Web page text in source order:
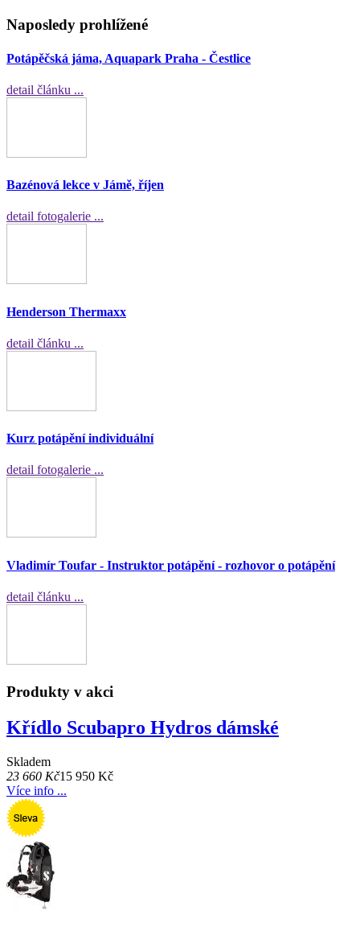
Naposledy prohlížené
Potápěčská jáma, Aquapark Praha - Čestlice
detail článku ...
Bazénová lekce v Jámě, říjen
detail fotogalerie ...
Henderson Thermaxx
detail článku ...
Kurz potápění individuální
detail fotogalerie ...
Vladimír Toufar - Instruktor potápění - rozhovor o potápění
detail článku ...
Produkty v akci
Křídlo Scubapro Hydros dámské
Skladem
23 660 Kč15 950 Kč
Více info ...